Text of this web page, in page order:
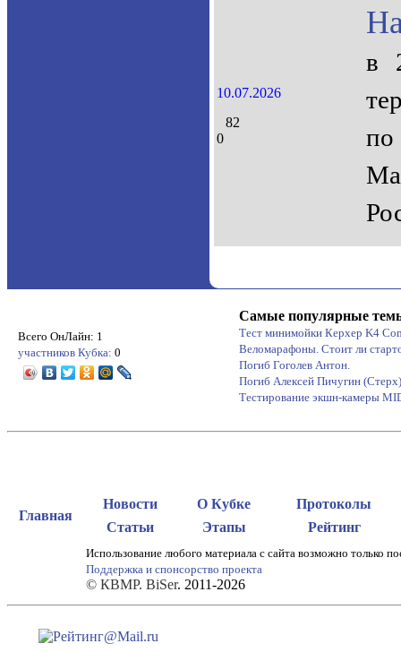
10.07.2026
82
0
в
Всего ОнЛайн: 1
участников Кубка: 0
Самые популярные
Тест минимойки Керхер K4
Веломарафоны. Стоит ли
Погиб Гоголев Антон.
Погиб Алексей Пичугин (Стерх)
Тестирование экшн-камеры
Главная
Новости О Кубке
Протоколы
Статьи
Этапы Рейтинг
Использование любого материала с сайта возможно только
Поддержка и спонсорство проекта
© КВМР. BiSer. 2011-2026